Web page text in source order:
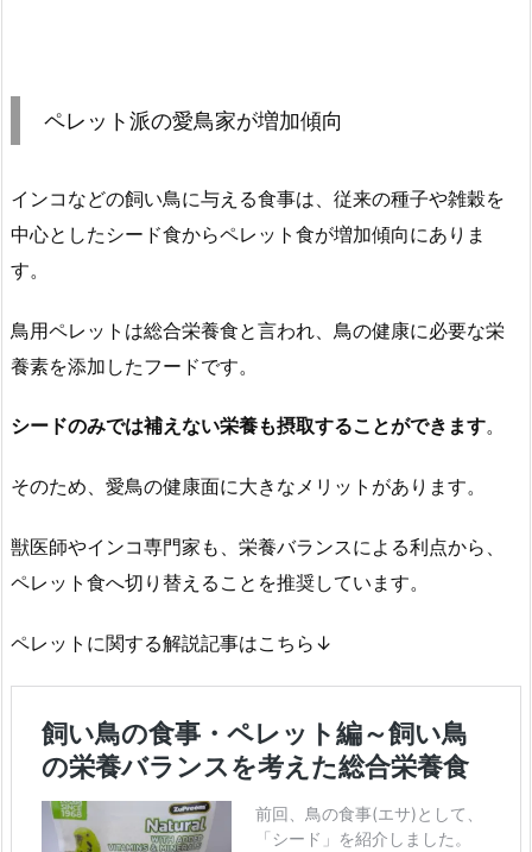
ペレット派の愛鳥家が増加傾向
インコなどの飼い鳥に与える食事は、従来の種子や雑穀を
中心としたシード食からペレット食が増加傾向にありま
す。
鳥用ペレットは総合栄養食と言われ、鳥の健康に必要な栄
養素を添加したフードです。
シードのみでは補えない栄養も摂取することができます。
そのため、愛鳥の健康面に大きなメリットがあります。
獣医師やインコ専門家も、栄養バランスによる利点から、
ペレット食へ切り替えることを推奨しています。
ペレットに関する解説記事はこちら↓